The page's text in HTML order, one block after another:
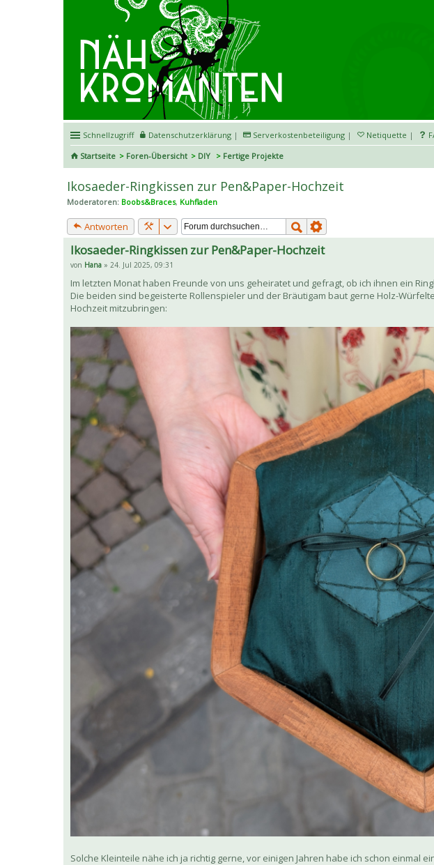
Schnellzugriff Datenschutzerklärung | Serverkostenbeteiligung | Netiquette |
Startseite
Foren-Übersicht DIY Fertige Projekte
Ikosaeder-Ringkissen zur Pen&Paper-Hochzeit
Moderatoren: Boobs&Braces, Kuhfladen
Antworten
Ikosaeder-Ringkissen zur Pen&Paper-Hochzeit
von Hana » 24. Jul 2025, 09:31
Im letzten Monat haben Freunde von uns geheiratet und gefragt, ob ich ihnen ein
Die beiden sind begeisterte Rollenspieler und der Bräutigam baut gerne Holz-
Hochzeit mitzubringen:
Solche Kleinteile nähe ich ja richtig gerne, vor einigen Jahren habe ich schon einmal